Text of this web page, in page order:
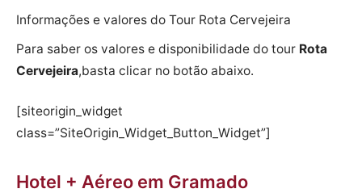
Informações e valores do Tour Rota Cervejeira
Para saber os valores e disponibilidade do tour Rota
Cervejeira,basta clicar no botão abaixo.
[siteorigin_widget
class=”SiteOrigin_Widget_Button_Widget”]
Hotel + Aéreo em Gramado